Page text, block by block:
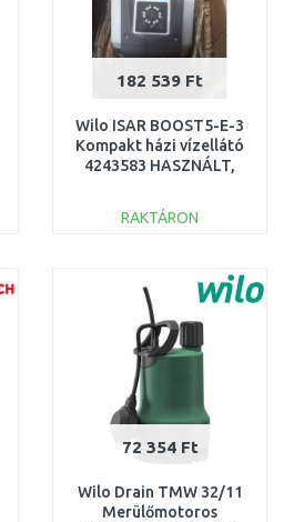
182 539 Ft
Wilo ISAR BOOST5-E-3
Kompakt házi vízellátó
4243583 HASZNÁLT,
RAKTÁRON
Összehasonlítás
72 354 Ft
Wilo Drain TMW 32/11
Merülőmotoros